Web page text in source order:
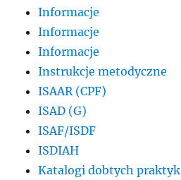
Informacje
Informacje
Informacje
Instrukcje metodyczne
ISAAR (CPF)
ISAD (G)
ISAF/ISDF
ISDIAH
Katalogi dobtych praktyk